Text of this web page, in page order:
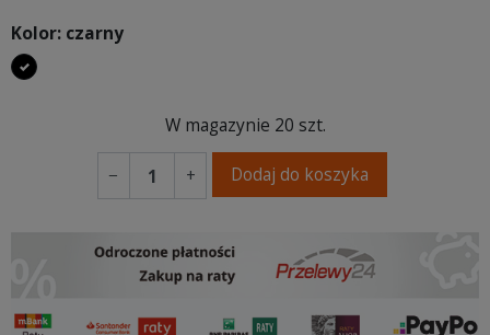
Kolor: czarny
czarny
W magazynie 20 szt.
− + Dodaj do koszyka